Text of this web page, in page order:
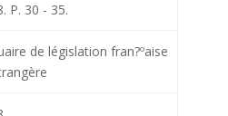
P. 30 - 35.
de législation fran?ºaise